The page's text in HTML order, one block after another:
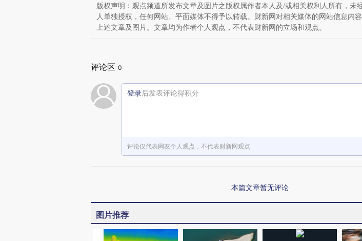
版权声明：观点频道所发布文章及图片之版权属作者本人及/或相关权利人所有，未
人单独授权，任何网站、平面媒体不得予以转载。财新网对相关媒体的网站信息内
上述文章及图片。文章均为作者个人观点，不代表财新网的立场和观点。
评论区 0
登录后发表评论得积分
评论仅代表网友个人观点，不代表财新网观点
本篇文章暂无评论
图片推荐